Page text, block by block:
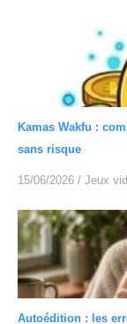
Kamas Wakfu :
sans risque
15/06/2026 / Jeux
Autoédition : les